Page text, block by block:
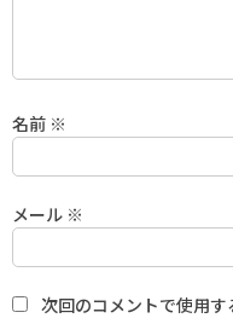
名前 ※
メール ※
次回のコメントで使用